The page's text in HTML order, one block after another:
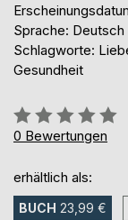
Sprache: Deutsch
Schlagworte:
Gesundheit
Bewertung::
0%
0 Bewertungen
erhältlich als:
BUCH 23,99 €